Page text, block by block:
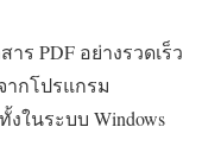
ร PDF อย่างรวดเร็ว
ากโปรแกรม
ในระบบ Windows